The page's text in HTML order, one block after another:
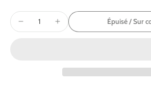
Épuisé / Sur